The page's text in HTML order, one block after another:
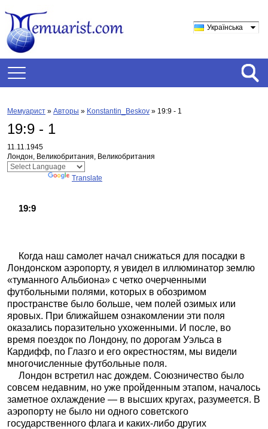
Українська
Мемуарист » Авторы » Konstantin_Beskov » 19:9 - 1
19:9 - 1
11.11.1945
Лондон, Великобритания, Великобритания
Translate
19:9
Когда наш самолет начал снижаться для посадки в
Лондонском аэропорту, я увидел в иллюминатор землю
«туманного Альбиона» с четко очерченными
футбольными полями, которых в обозримом
пространстве было больше, чем полей озимых или
яровых. При ближайшем ознакомлении эти поля
оказались поразительно ухоженными. И после, во
время поездок по Лондону, по дорогам Уэльса в
Кардифф, по Глазго и его окрестностям, мы видели
многочисленные футбольные поля.
Лондон встретил нас дождем. Союзничество было
совсем недавним, но уже пройденным этапом, началось
заметное охлаждение — в высших кругах, разумеется. В
аэропорту не было ни одного советского
государственного флага и каких-либо других